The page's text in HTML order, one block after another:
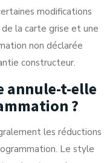
modifications
la carte grise et une
non déclarée
constructeur.
annule-t-elle
?
les réductions
Le style